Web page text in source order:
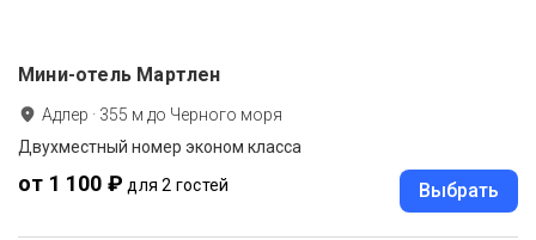
Мини-отель Мартлен
Адлер · 355 м до Черного моря
Двухместный номер эконом класса
от 1 100 ₽ для 2 гостей Выбрать